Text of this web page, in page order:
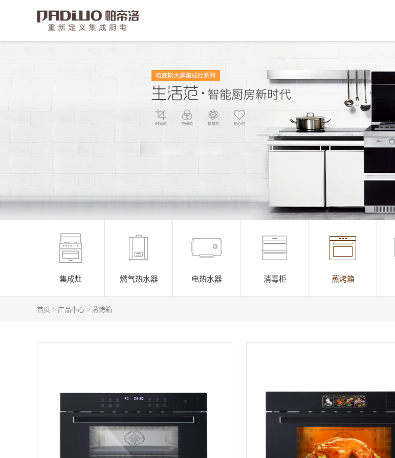
集成灶 燃气热水器 电热水器 消毒柜 蒸烤箱
首页 > 产品中心 > 蒸烤箱